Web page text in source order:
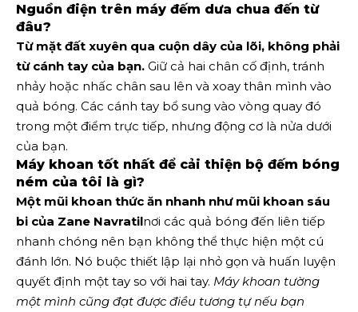
Nguồn điện trên máy đếm dưa chua đến từ
đâu?
Từ mặt đất xuyên qua cuộn dây của lõi, không phải
từ cánh tay của bạn. Giữ cả hai chân cố định, tránh
nhảy hoặc nhấc chân sau lên và xoay thân mình vào
quả bóng. Các cánh tay bổ sung vào vòng quay đó
trong một điểm trực tiếp, nhưng động cơ là nửa dưới
của bạn.
Máy khoan tốt nhất để cải thiện bộ đếm bóng
ném của tôi là gì?
Một mũi khoan thức ăn nhanh như mũi khoan sáu
bi của Zane Navratilnơi các quả bóng đến liên tiếp
nhanh chóng nên bạn không thể thực hiện một cú
đánh lớn. Nó buộc thiết lập lại nhỏ gọn và huấn luyện
quyết định một tay so với hai tay. Máy khoan tường
một mình cũng đạt được điều tương tự nếu bạn